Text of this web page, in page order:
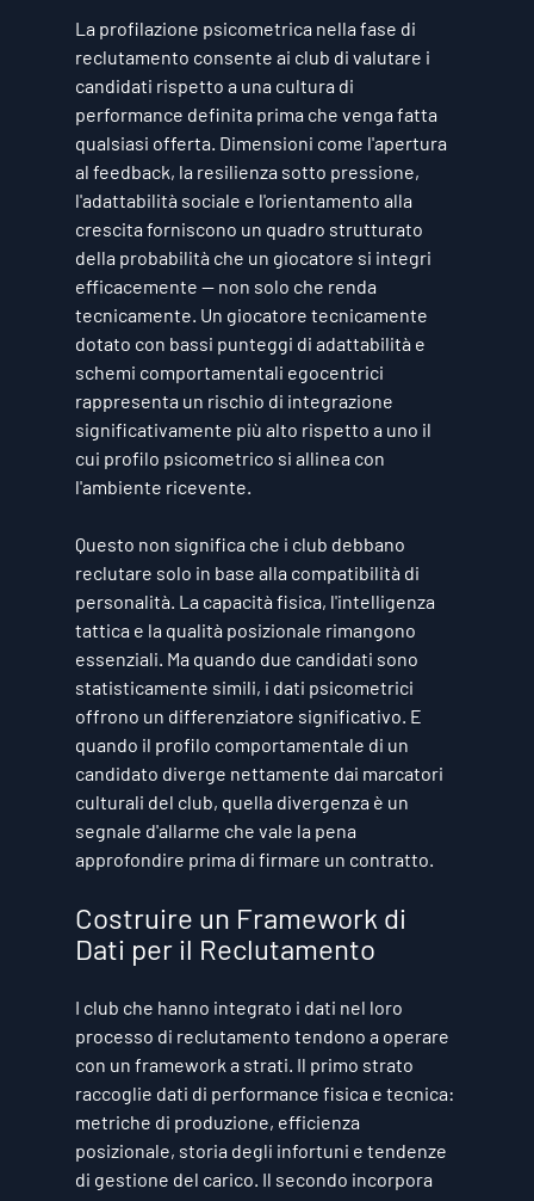
La profilazione psicometrica nella fase di
reclutamento consente ai club di valutare i
candidati rispetto a una cultura di
performance definita prima che venga fatta
qualsiasi offerta. Dimensioni come l'apertura
al feedback, la resilienza sotto pressione,
l'adattabilità sociale e l'orientamento alla
crescita forniscono un quadro strutturato
della probabilità che un giocatore si integri
efficacemente — non solo che renda
tecnicamente. Un giocatore tecnicamente
dotato con bassi punteggi di adattabilità e
schemi comportamentali egocentrici
rappresenta un rischio di integrazione
significativamente più alto rispetto a uno il
cui profilo psicometrico si allinea con
l'ambiente ricevente.
Questo non significa che i club debbano
reclutare solo in base alla compatibilità di
personalità. La capacità fisica, l'intelligenza
tattica e la qualità posizionale rimangono
essenziali. Ma quando due candidati sono
statisticamente simili, i dati psicometrici
offrono un differenziatore significativo. E
quando il profilo comportamentale di un
candidato diverge nettamente dai marcatori
culturali del club, quella divergenza è un
segnale d'allarme che vale la pena
approfondire prima di firmare un contratto.
Costruire un Framework di
Dati per il Reclutamento
I club che hanno integrato i dati nel loro
processo di reclutamento tendono a operare
con un framework a strati. Il primo strato
raccoglie dati di performance fisica e tecnica:
metriche di produzione, efficienza
posizionale, storia degli infortuni e tendenze
di gestione del carico. Il secondo incorpora